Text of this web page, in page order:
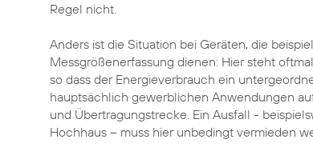
Regel nicht.
Anders ist die Situation bei Geräten, die
Messgrößenerfassung dienen: Hier steht
so dass der Energieverbrauch ein
hauptsächlich gewerblichen Anwendungen
und Übertragungstrecke. Ein Ausfall -
Hochhaus – muss hier unbedingt vermieden